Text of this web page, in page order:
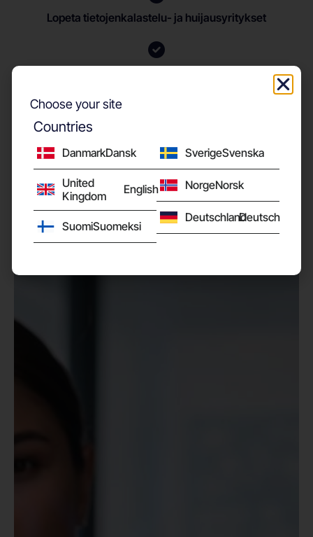
Lopeta tietojenkalastelu- ja huijausyritykset
Estä APT:t ja nollapäivähyökkäykset
Choose your site
Countries
DanmarkDansk
United
Kingdom
English
SuomiSuomeksi
SverigeSvenska
NorgeNorsk
DeutschlandDeutsch